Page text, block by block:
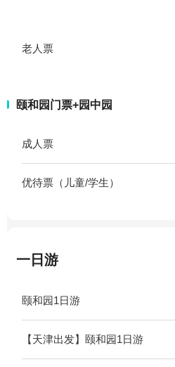
老人票
颐和园门票+园中园
成人票
优待票（儿童/学生）
一日游
颐和园1日游
【天津出发】颐和园1日游